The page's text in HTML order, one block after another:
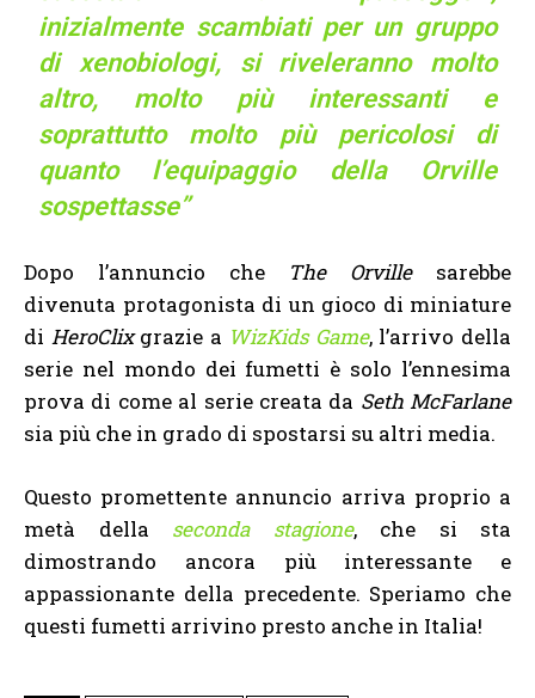
inizialmente scambiati per un gruppo
di xenobiologi, si riveleranno molto
altro, molto più interessanti e
soprattutto molto più pericolosi di
quanto l’equipaggio della Orville
sospettasse”
Dopo l’annuncio che The Orvillesarebbe
divenuta protagonista di un gioco di miniature
di HeroClixgrazie a WizKids Game, l’arrivo della
serie nel mondo dei fumetti è solo l’ennesima
prova di come al serie creata da Seth McFarlane
sia più che in grado di spostarsi su altri media.
Questo promettente annuncio arriva proprio a
metà della seconda stagione, che si sta
dimostrando ancora più interessante e
appassionante della precedente. Speriamo che
questi fumetti arrivino presto anche in Italia!